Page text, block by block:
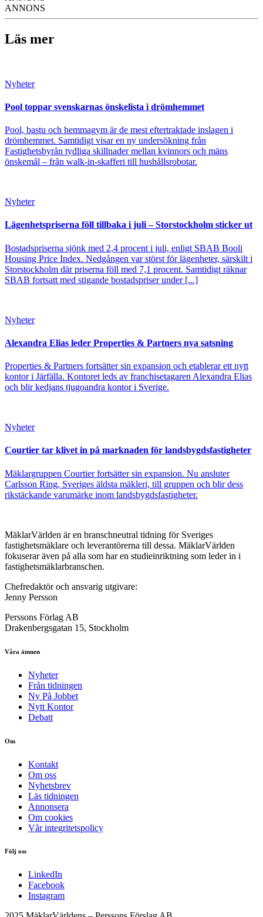
ANNONS
Läs mer
Nyheter
Pool toppar svenskarnas önskelista i drömhemmet
Pool, bastu och hemmagym är de mest eftertraktade inslagen i
drömhemmet. Samtidigt visar en ny undersökning från
Fastighetsbyrån tydliga skillnader mellan kvinnors och mäns
önskemål – från walk-in-skafferi till hushållsrobotar.
Nyheter
Lägenhetspriserna föll tillbaka i juli – Storstockholm sticker ut
Bostadspriserna sjönk med 2,4 procent i juli, enligt SBAB Booli
Housing Price Index. Nedgången var störst för lägenheter, särskilt i
Storstockholm där priserna föll med 7,1 procent. Samtidigt räknar
SBAB fortsatt med stigande bostadspriser under [...]
Nyheter
Alexandra Elias leder Properties & Partners nya satsning
Properties & Partners fortsätter sin expansion och etablerar ett nytt
kontor i Järfälla. Kontoret leds av franchisetagaren Alexandra Elias
och blir kedjans tjugoandra kontor i Sverige.
Nyheter
Courtier tar klivet in på marknaden för landsbygdsfastigheter
Mäklargruppen Courtier fortsätter sin expansion. Nu ansluter
Carlsson Ring, Sveriges äldsta mäkleri, till gruppen och blir dess
rikstäckande varumärke inom landsbygdsfastigheter.
MäklarVärlden är en branschneutral tidning för Sveriges
fastighetsmäklare och leverantörerna till dessa. MäklarVärlden
fokuserar även på alla som har en studieinriktning som leder in i
fastighetsmäklarbranschen.
Chefredaktör och ansvarig utgivare:
Jenny Persson
Perssons Förlag AB
Drakenbergsgatan 15, Stockholm
Våra ämnen
Nyheter
Från tidningen
Ny På Jobbet
Nytt Kontor
Debatt
Om
Kontakt
Om oss
Nyhetsbrev
Läs tidningen
Annonsera
Om cookies
Vår integritetspolicy
Följ oss
LinkedIn
Facebook
Instagram